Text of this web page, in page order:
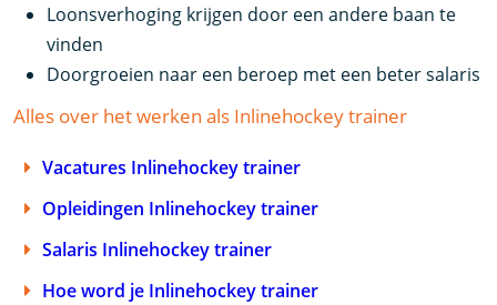
Loonsverhoging krijgen door een andere baan te
vinden
Doorgroeien naar een beroep met een beter salaris
Alles over het werken als Inlinehockey trainer
Vacatures Inlinehockey trainer
Opleidingen Inlinehockey trainer
Salaris Inlinehockey trainer
Hoe word je Inlinehockey trainer